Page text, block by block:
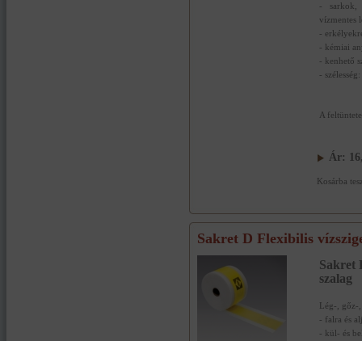
- sarkok,
vízmentes
-
- kémiai
- kenhető
-
A
Ár:
Kosárba
Sakret D Flexibilis
Sakret
szalag
Lég-, gőz-,
- falra és
- kül- és